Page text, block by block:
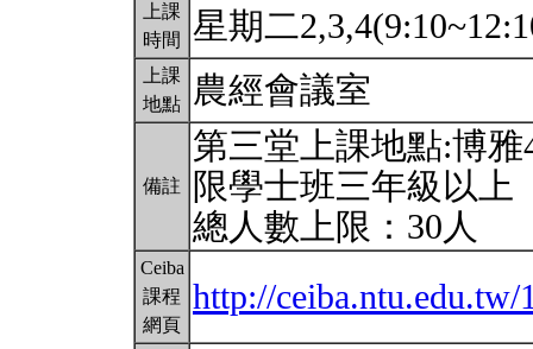
上課
時間
星期二
上課
地點
農經會議室
備註
第三堂上課地點:博
限學士班三年級以上
總人數上限：30人
Ceiba
課程
網頁
http://